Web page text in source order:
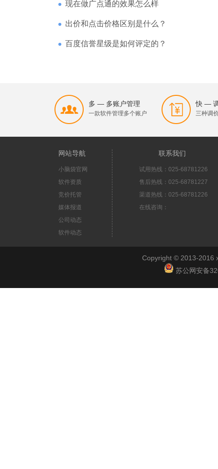
现在做广点通的效果怎么样
出价和点击价格区别是什么？
百度信誉星级是如何评定的？
多 — 多账户管理
一款软件管理多个账户
快 —
三种调
网站导航
小脑袋官网
软件资质
竞价托管
媒体报道
公司动态
软件动态
联系我们
试用热线：025-68781226
售后热线：025-68781227
渠道热线：025-68781226
在线咨询：
Copyright © 2013-2016
苏公网安备